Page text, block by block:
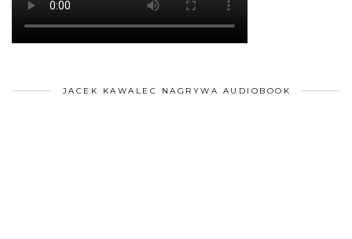
JACEK KAWALEC NAGRYWA AUDIOBOOK